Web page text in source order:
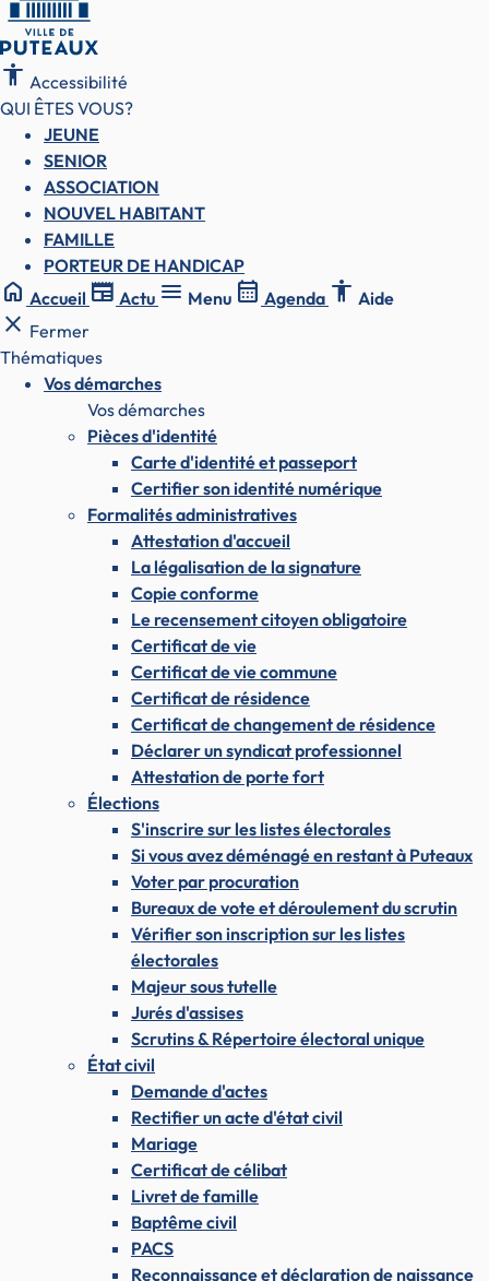
accessibility Accessibilité
QUI ÊTES VOUS?
JEUNE
SENIOR
ASSOCIATION
NOUVEL HABITANT
FAMILLE
PORTEUR DE HANDICAP
home Accueil newspaper Actu menu Menu calendar_month Agenda accessibility Aide
close Fermer
Thématiques
Vos démarches
Vos démarches
Pièces d'identité
Carte d'identité et passeport
Certifier son identité numérique
Formalités administratives
Attestation d'accueil
La légalisation de la signature
Copie conforme
Le recensement citoyen obligatoire
Certificat de vie
Certificat de vie commune
Certificat de résidence
Certificat de changement de résidence
Déclarer un syndicat professionnel
Attestation de porte fort
Élections
S'inscrire sur les listes électorales
Si vous avez déménagé en restant à Puteaux
Voter par procuration
Bureaux de vote et déroulement du scrutin
Vérifier son inscription sur les listes
électorales
Majeur sous tutelle
Jurés d'assises
Scrutins & Répertoire électoral unique
État civil
Demande d'actes
Rectifier un acte d'état civil
Mariage
Certificat de célibat
Livret de famille
Baptême civil
PACS
Reconnaissance et déclaration de naissance